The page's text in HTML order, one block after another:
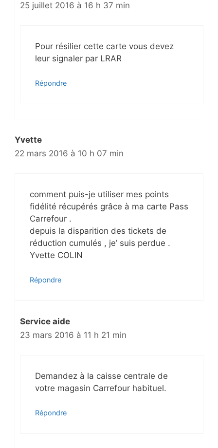
25 juillet 2016 à 16 h 37 min
Pour résilier cette carte vous devez
leur signaler par LRAR
Répondre
Yvette
22 mars 2016 à 10 h 07 min
comment puis-je utiliser mes points
fidélité récupérés grâce à ma carte Pass
Carrefour .
depuis la disparition des tickets de
réduction cumulés , je’ suis perdue .
Yvette COLIN
Répondre
Service aide
23 mars 2016 à 11 h 21 min
Demandez à la caisse centrale de
votre magasin Carrefour habituel.
Répondre